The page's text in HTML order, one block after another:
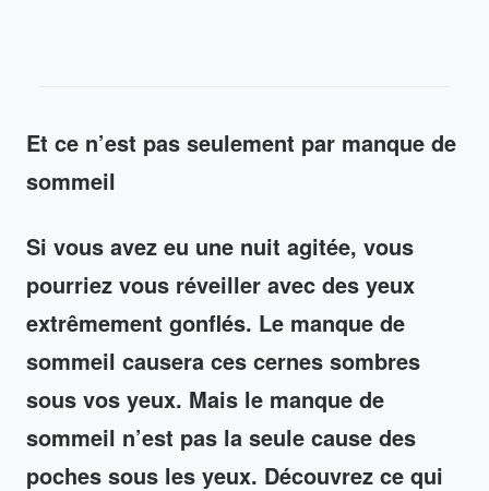
Et ce n’est pas seulement par manque de
sommeil
Si vous avez eu une nuit agitée, vous
pourriez vous réveiller avec des yeux
extrêmement gonflés. Le manque de
sommeil causera ces cernes sombres
sous vos yeux. Mais le manque de
sommeil n’est pas la seule cause des
poches sous les yeux. Découvrez ce qui